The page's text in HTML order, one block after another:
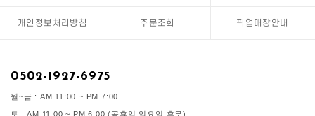
개인정보처리방침 주문조회 픽업매장안내
0502-1927-6975
월~금 : AM 11:00 ~ PM 7:00
토 : AM 11:00 ~ PM 6:00 (공휴일,일요일 휴무)